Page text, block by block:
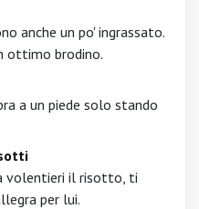
anche un po' ingrassato.
ottimo brodino.
a un piede solo stando
volentieri il risotto, ti
per lui.